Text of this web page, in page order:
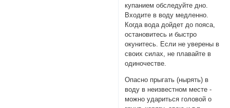
купанием обследуйте дно.
Входите в воду медленно.
Когда вода дойдет до пояса,
остановитесь и быстро
окунитесь. Если не уверены в
своих силах, не плавайте в
одиночестве.
Опасно прыгать (нырять) в
воду в неизвестном месте -
можно удариться головой о